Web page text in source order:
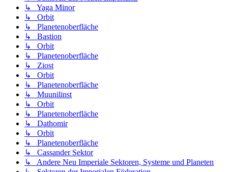
↳ Yaga Minor
↳ Orbit
↳ Planetenoberfläche
↳ Bastion
↳ Orbit
↳ Planetenoberfläche
↳ Ziost
↳ Orbit
↳ Planetenoberfläche
↳ Muunilinst
↳ Orbit
↳ Planetenoberfläche
↳ Dathomir
↳ Orbit
↳ Planetenoberfläche
↳ Cassander Sektor
↳ Andere Neu Imperiale Sektoren, Systeme und Planeten